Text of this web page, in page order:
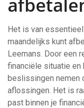
Het is van
maandelijks kunt
Leemans. Door een
financiële situatie en
beslissingen nemen
aflossingen. Het is
past binnen je